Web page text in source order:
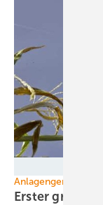
Anlagengeneration
Erster großer